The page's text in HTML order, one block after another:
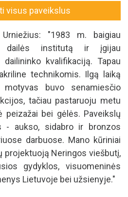
visus paveikslus
Urniežius: "1983 m. baigiau
dailės institutą ir įgijau
kvalifikaciją. Tapau
technikomis. Ilgą laiką
motyvas buvo senamiesčio
tačiau pastaruoju metu
peizažai bei gėlės. Paveikslų
- aukso, sidabro ir bronzos
darbuose. Mano kūriniai
projektuoją Neringos viešbutį,
gydyklos, visuomeninės
Lietuvoje bei užsienyje."